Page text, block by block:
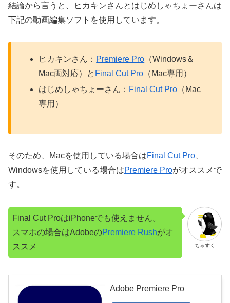
結論から言うと、ヒカキンさんとはじめしゃちょーさんは
下記の動画編集ソフトを使用しています。
ヒカキンさん： Premiere Pro （Windows＆
Mac両対応）と Final Cut Pro （Mac専用）
はじめしゃちょーさん： Final Cut Pro （Mac
専用）
そのため、Macを使用している場合はFinal Cut Pro
Windowsを使用している場合はPremiere Proがオススメで
す。
ちゃすく
Final Cut ProはiPhoneでも使えません。
スマホの場合はAdobeのPremiere Rushがオ
ススメ
Adobe Premiere Pro